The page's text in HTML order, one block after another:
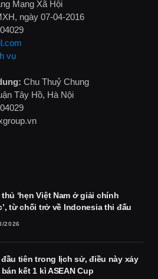
Mạng Xã Hội
ngày 07-04-2016
vụ
Chu Thuỷ Chung
Tây Hồ, Hà Nội
thủ ‘hẹn Việt Nam ở giải chính
từ chối trở về Indonesia thi đấu
2026
đầu tiên trong lịch sử, điều này xảy
kết 1 kì ASEAN Cup